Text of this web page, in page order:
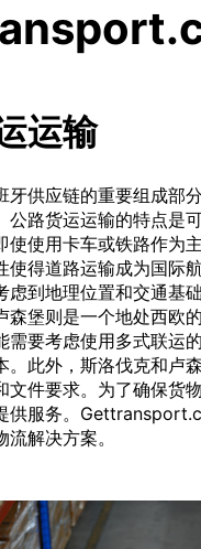
运输
牙供应链的重要组成部
公路货运运输的特点是
使使用卡车或铁路作为
使得道路运输成为国际
虑到地理位置和交通基
森堡则是一个地处西欧
需要考虑使用多式联运
。此外，斯洛伐克和卢
文件要求。为了确保货
供服务。
解决方案。